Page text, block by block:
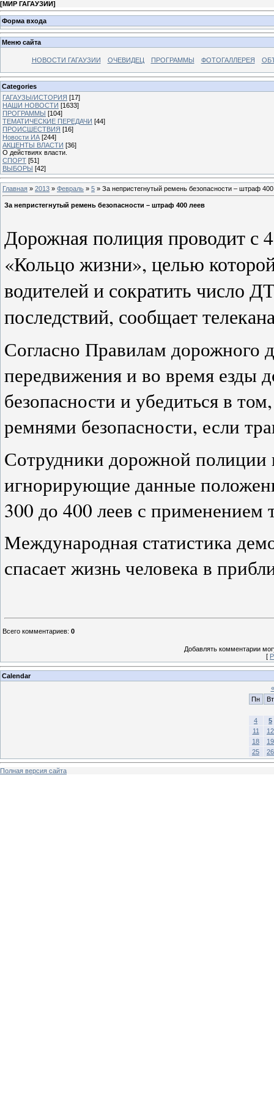
[МИР ГАГАУЗИИ]
Форма входа
Меню сайта
НОВОСТИ ГАГАУЗИИ ОЧЕВИДЕЦ ПРОГРАММЫ ФОТОГАЛЛЕРЕЯ
Categories
ГАГАУЗЫ/ИСТОРИЯ [17]
НАШИ НОВОСТИ [1633]
ПРОГРАММЫ [104]
ТЕМАТИЧЕСКИЕ ПЕРЕДАЧИ [44]
ПРОИСШЕСТВИЯ [16]
Новости ИА [244]
АКЦЕНТЫ ВЛАСТИ [36]
О действиях власти.
СПОРТ [51]
ВЫБОРЫ [42]
Главная » 2013 » Февраль » 5 » За непристегнутый ремень безопасности – штраф
За непристегнутый ремень безопасности – штраф 400 леев
Дорожная полиция проводит с
«Кольцо жизни», целью
водителей и сократить число
последствий, сообщает
Согласно Правилам
передвижения и во время езды
безопасности и убедиться в
ремнями безопасности, если
Сотрудники дорожной полиции
игнорирующие данные
300 до 400 леев с применением
Международная статистика
спасает жизнь человека в
Всего комментариев: 0
Добавлять комментарии
[
Calendar
«
Пн
Вт
4
5
11
12
18
19
25
26
Полная версия сайта